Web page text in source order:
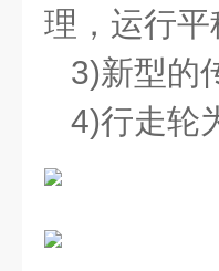
理，运行平
3)新型的
4)行走轮